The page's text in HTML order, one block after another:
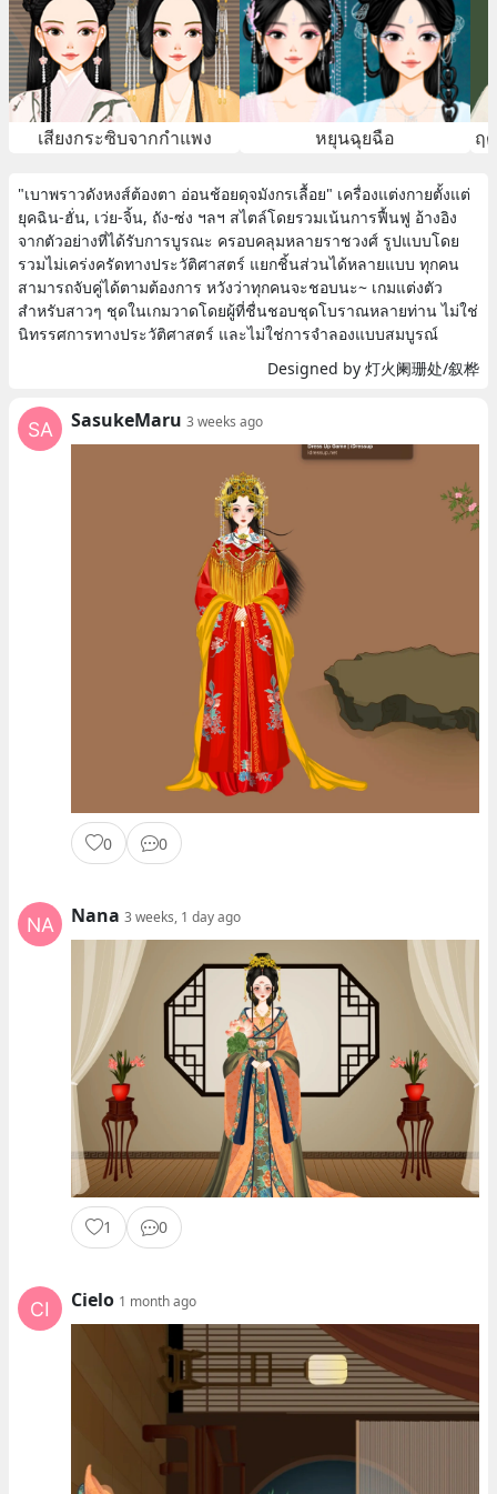
เสียงกระซิบจากกำแพง หยุนฉุยฉือ
"เบาพราวดังหงส์ต้องตา อ่อนช้อยดุจมังกรเลื้อย" เครื่องแต่งกายตั้งแต่
ยุคฉิน-ฮั่น, เว่ย-จิ้น, ถัง-ซ่ง ฯลฯ สไตล์โดยรวมเน้นการฟื้นฟู อ้างอิง
จากตัวอย่างที่ได้รับการบูรณะ ครอบคลุมหลายราชวงศ์ รูปแบบโดย
รวมไม่เคร่งครัดทางประวัติศาสตร์ แยกชิ้นส่วนได้หลายแบบ ทุกคน
สามารถจับคู่ได้ตามต้องการ หวังว่าทุกคนจะชอบนะ~ เกมแต่งตัว
สำหรับสาวๆ ชุดในเกมวาดโดยผู้ที่ชื่นชอบชุดโบราณหลายท่าน ไม่ใช่
นิทรรศการทางประวัติศาสตร์ และไม่ใช่การจำลองแบบสมบูรณ์
Designed by 灯火阑珊处/叙桦
SasukeMaru 3 weeks ago
0 0
Nana 3 weeks, 1 day ago
1 0
Cielo 1 month ago